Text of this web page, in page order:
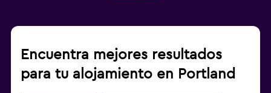
Encuentra mejores resultados
para tu alojamiento en Portland